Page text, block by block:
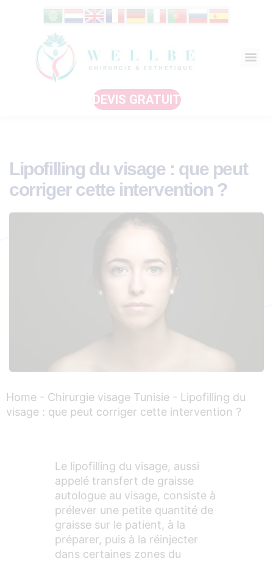
DEVIS GRATUIT
Lipofilling du visage : que peut
corriger cette intervention ?
Home - Chirurgie visage Tunisie - Lipofilling du
visage : que peut corriger cette intervention ?
Le lipofilling du visage, aussi
appelé transfert de graisse
autologue au visage, consiste à
prélever une petite quantité de
graisse sur le patient, à la
préparer, puis à la réinjecter
dans certaines zones du